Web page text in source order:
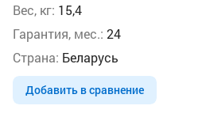
Вес, кг: 15,4
Гарантия, мес.: 24
Страна: Беларусь
Добавить в сравнение